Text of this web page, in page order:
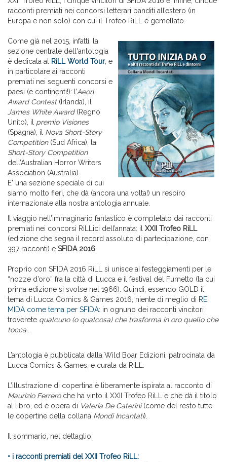
racconti premiati nei concorsi letterari banditi all’estero (in
Europa e non solo) con cui il Trofeo RiLL è gemellato.
Come già nel 2015, infatti, la
sezione centrale dell'antologia
è dedicata al
RiLL World Tour, e
in particolare ai racconti
premiati nei seguenti concorsi e
paesi (e continenti!): l’Aeon
Award Contest(Irlanda), il
James White Award(Regno
Unito), il premio Visiones
(Spagna), il Nova Short-Story
Competition(Sud Africa), la
Short-Story Competition
dell’Australian Horror Writers
Association (Australia).
E' una sezione speciale di cui
siamo molto fieri, che dà (ancora una volta!) un respiro
internazionale alla nostra antologia annuale.
Il viaggio nell’immaginario fantastico è completato dai racconti
premiati nei concorsi RiLLici dell’annata: il XXII Trofeo RiLL
(edizione che segna il record assoluto di partecipazione, con
397 racconti) e SFIDA 2016
Proprio con SFIDA 2016 RiLL si unisce ai festeggiamenti per le
“nozze d’oro” fra la città di Lucca e il festival del Fumetto (la cui
prima edizione si svolse nel 1966). Quindi, essendo GOLD il
tema di Lucca Comics & Games 2016, niente di meglio di RE
MIDA come tema per SFIDA: in ognuno dei racconti vincitori
troverete qualcuno (o qualcosa) che trasforma in oro quello che
tocca
L’antologia è pubblicata dalla Wild Boar Edizioni, patrocinata da
Lucca Comics & Games, e curata da RiLL.
L’illustrazione di copertina è liberamente ispirata al racconto di
Maurizio Ferreroche ha vinto il XXII Trofeo RiLL e che dà il titolo
al libro, ed è opera di Valeria De Caterini(come del resto tutte
le copertine della collana Mondi Incantati).
Il sommario, nel dettaglio:
• i racconti premiati del XXII Trofeo RiLL: